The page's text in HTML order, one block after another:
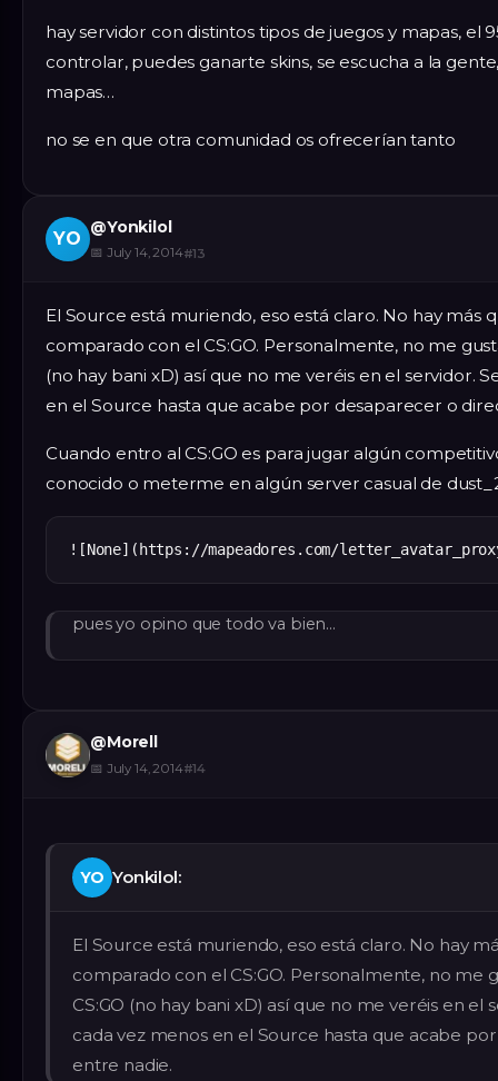
hay servidor con distintos tipos de juegos y mapas,
controlar, puedes ganarte skins, se escucha a la
mapas…
no se en que otra comunidad os ofrecerían tanto
YO
@Yonkilol
📅 July 14, 2014#13
El Source está muriendo, eso está claro. No hay más
comparado con el CS:GO. Personalmente, no me
(no hay bani xD) así que no me veréis en el servidor.
en el Source hasta que acabe por desaparecer o
Cuando entro al CS:GO es para jugar algún
conocido o meterme en algún server casual de
pues yo opino que todo va bien…
@Morell
📅 July 14, 2014#14
YO Yonkilol:
El Source está muriendo, eso está claro. No hay
comparado con el CS:GO. Personalmente, no
CS:GO (no hay bani xD) así que no me veréis en
cada vez menos en el Source hasta que acabe
entre nadie.